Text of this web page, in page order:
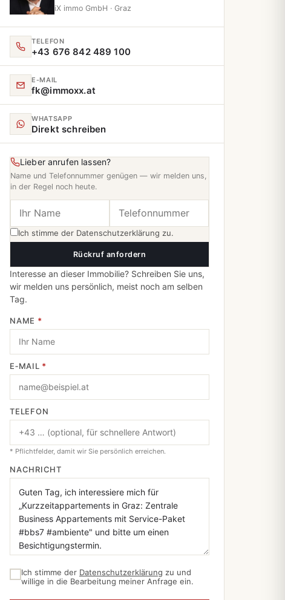
iX immo GmbH · Graz
TELEFON
+43 676 842 489 100
E‑MAIL
fk@immoxx.at
WHATSAPP
Direkt schreiben
Lieber anrufen lassen?
Name und Telefonnummer genügen — wir melden uns,
in der Regel noch heute.
Ich stimme der Datenschutzerklärung zu.
Rückruf anfordern
Interesse an dieser Immobilie? Schreiben Sie uns,
wir melden uns persönlich, meist noch am selben
Tag.
NAME *
E‑MAIL *
TELEFON
* Pflichtfelder, damit wir Sie persönlich erreichen.
NACHRICHT
Ich stimme der Datenschutzerklärung zu und
willige in die Bearbeitung meiner Anfrage ein.